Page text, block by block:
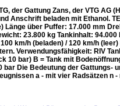
der Gattung Zans, der VTG AG
Anschrift beladen mit Ethanol.
über Puffer: 17.000 mm
23.800 kg Tankinhalt: 94.000
km/h (beladen) / 120 km/h
Verwendungsfähigkeit: RIV
bar) B = Tank mit
Die Bedeutung der Gattungs-
a - mit vier Radsätzen n